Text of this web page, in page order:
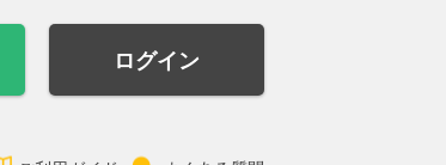
ログイン